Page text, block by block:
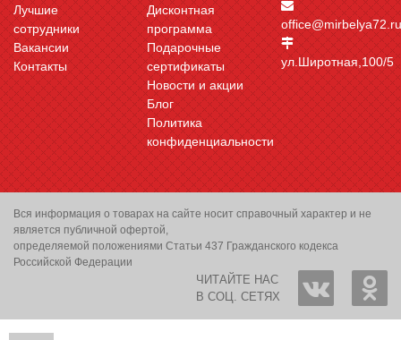
Лучшие
сотрудники
Вакансии
Контакты
Дисконтная
программа
Подарочные
сертификаты
Новости и акции
Блог
Политика
конфиденциальности
office@mirbelya72.ru
ул.Широтная,100/5
Вся информация о товарах на сайте носит справочный характер и не
является публичной офертой,
определяемой положениями Статьи 437 Гражданского кодекса
Российской Федерации
ЧИТАЙТЕ НАС
В СОЦ. СЕТЯХ